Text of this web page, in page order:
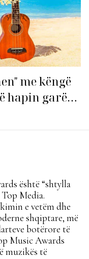
me këngë
hapin garën
është “shtylla
Media.
e vetëm dhe
shqiptare, më
botërore të
Music Awards
muzikës të